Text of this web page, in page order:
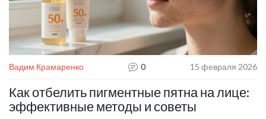
Вадим Крамаренко 0 15 февраля 2026
Как отбелить пигментные пятна на лице:
эффективные методы и советы